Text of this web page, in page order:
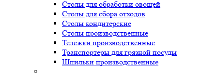
Столы для обработки овощей
Столы для сбора отходов
Столы кондитерские
Столы производственные
Тележки производственные
Транспортеры для грязной посуды
Шпильки производственные